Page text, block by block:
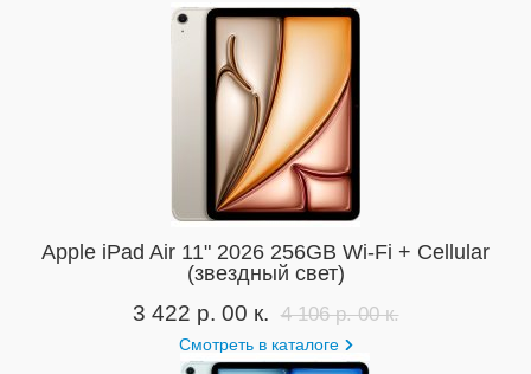
Apple iPad Air 11" 2026 256GB Wi-Fi + Cellular
(звездный свет)
3 422 р. 00 к. 4 106 р. 00 к.
Смотреть в каталоге